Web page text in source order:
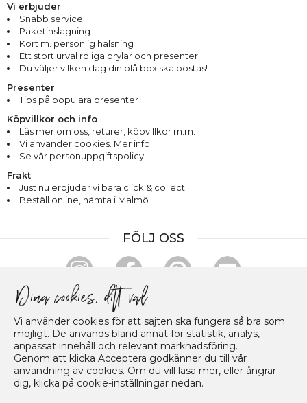
Vi använder cookies för att sajten ska fungera så bra som
möjligt. De används bland annat för statistik, analys,
anpassat innehåll och relevant marknadsföring.
Genom att klicka Acceptera godkänner du till vår
användning av cookies. Om du vill läsa mer, eller ångrar
dig, klicka på cookie-inställningar nedan.
Vi erbjuder
Snabb service
Paketinslagning
Kort m. personlig hälsning
Ett stort urval roliga prylar och presenter
Du väljer vilken dag din blå box ska postas!
Presenter
Tips på populära presenter
Köpvillkor och info
Läs mer om oss, returer, köpvillkor m.m.
Vi använder cookies. Mer info
Se vår personuppgiftspolicy
Frakt
Just nu erbjuder vi bara click & collect
Beställ online, hämta i Malmö
FÖLJ OSS
HANDLA & BETALA TRYGGT